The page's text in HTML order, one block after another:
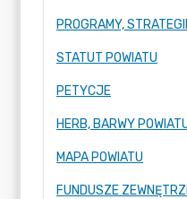
STATUT POWIATU
PETYCJE
HERB, BARWY
MAPA POWIATU
FUNDUSZE